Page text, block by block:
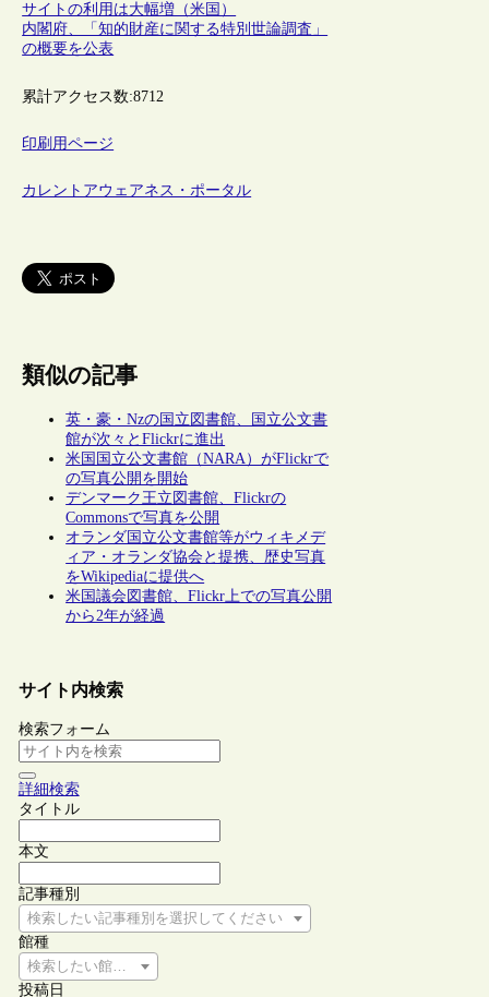
サイトの利用は大幅増（米国）
内閣府、「知的財産に関する特別世論調査」
の概要を公表
累計アクセス数:8712
印刷用ページ
カレントアウェアネス・ポータル
類似の記事
英・豪・Nzの国立図書館、国立公文書
館が次々とFlickrに進出
米国国立公文書館（NARA）がFlickrで
の写真公開を開始
デンマーク王立図書館、Flickrの
Commonsで写真を公開
オランダ国立公文書館等がウィキメデ
ィア・オランダ協会と提携、歴史写真
をWikipediaに提供へ
米国議会図書館、Flickr上での写真公開
から2年が経過
サイト内検索
検索フォーム
詳細検索
タイトル
本文
記事種別
検索したい記事種別を選択してください
館種
検索したい館種を選択してください
投稿日